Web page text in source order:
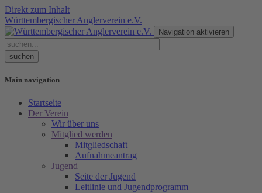
Direkt zum Inhalt
Württembergischer Anglerverein e.V.
Navigation aktivieren
Main navigation
Startseite
Der Verein
Wir über uns
Mitglied werden
Mitgliedschaft
Aufnahmeantrag
Jugend
Seite der Jugend
Leitlinie und Jugendprogramm